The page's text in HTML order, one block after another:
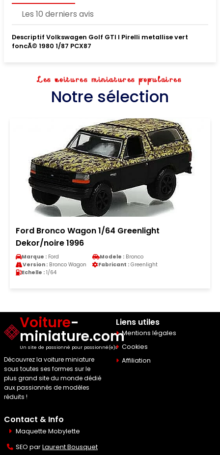
Les 10 derniers avis
Descriptif Volkswagen Golf GTI I Pirelli metallise vert
foncÃ© 1980 1/87 PCX87
Les voitures miniatures populaires
Notre sélection
Ford Bronco Wagon 1/64 Greenlight
Dekor/noire 1996
Marque : Ford Modele : Bronco
Version : Bronco Wagon Fabricant : Greenlight
Echelle : 1/64
Voiture-
miniature.com
Un site de passionné pour passionné(e)s
Découvrez la voiture miniature
sous toutes ses formes sur le
plus grand site du monde dédié
aux passionnés de modèles
réduits !
Liens utiles
Mentions légales
Cookies
Affiliation
Contact & Info
Maquette Mobylette
SEO parLaurent Bousquet